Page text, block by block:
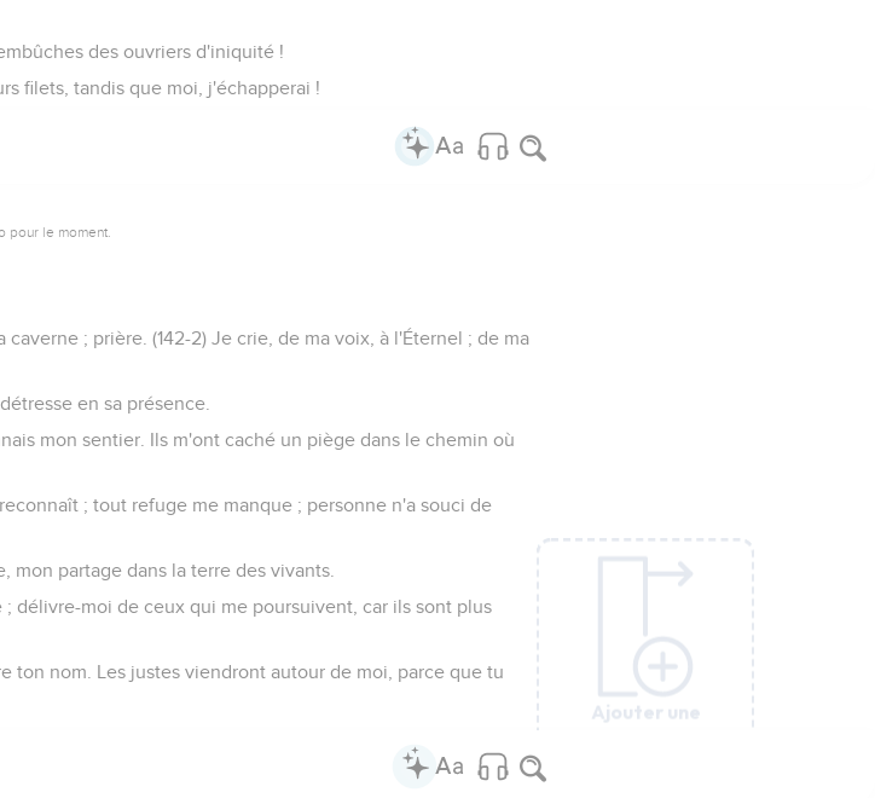
Ajouter une
des ouvriers d'iniquité !
filets, tandis que moi, j'échapperai !
Ajouter une
pour le moment.
; prière. (142-2) Je crie, de ma voix, à l'Éternel ; de ma
en sa présence.
mon sentier. Ils m'ont caché un piège dans le chemin où
; tout refuge me manque ; personne n'a souci de
mon partage dans la terre des vivants.
délivre-moi de ceux qui me poursuivent, car ils sont plus
ton nom. Les justes viendront autour de moi, parce que tu
Ajouter une
Ajouter une
Ajouter une
Ajouter une
Ajouter une
Ajouter une
Ajouter une